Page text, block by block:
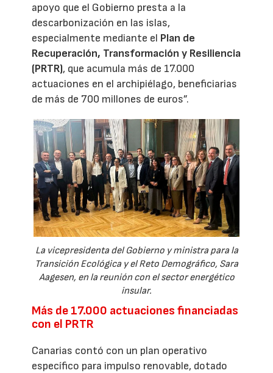
apoyo que el Gobierno presta a la
descarbonización en las islas,
especialmente mediante el Plan de
Recuperación, Transformación y Resiliencia
(PRTR), que acumula más de 17.000
actuaciones en el archipiélago, beneficiarias
de más de 700 millones de euros”.
La vicepresidenta del Gobierno y ministra para la
Transición Ecológica y el Reto Demográfico, Sara
Aagesen, en la reunión con el sector energético
insular.
Más de 17.000 actuaciones financiadas
con el PRTR
Canarias contó con un plan operativo
específico para impulso renovable, dotado